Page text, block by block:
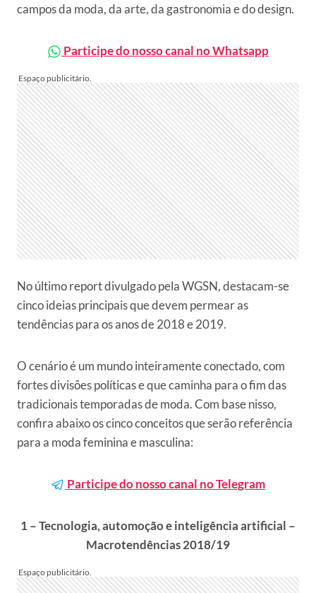
campos da moda, da arte, da gastronomia e do design.
Participe do nosso canal no Whatsapp
No último report divulgado pela WGSN, destacam-se
cinco ideias principais que devem permear as
tendências para os anos de 2018 e 2019.
O cenário é um mundo inteiramente conectado, com
fortes divisões políticas e que caminha para o fim das
tradicionais temporadas de moda. Com base nisso,
confira abaixo os cinco conceitos que serão referência
para a moda feminina e masculina:
Participe do nosso canal no Telegram
1 – Tecnologia, automoção e inteligência artificial –
Macrotendências 2018/19